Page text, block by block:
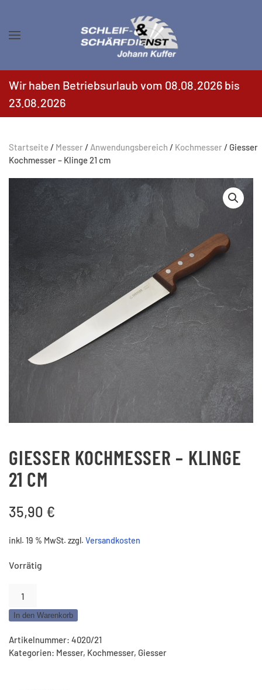
Zum Hauptinhalt springen
Wir haben Betriebsurlaub vom 08.08.2026 bis
23.08.2026
Startseite/ Messer / Anwendungsbereich / Kochmesser / Giesser
Kochmesser – Klinge 21 cm
GIESSER KOCHMESSER – KLINGE
21 CM
35,90 €
inkl. 19 % MwSt. zzgl. Versandkosten
Vorrätig
–
21
In den Warenkorb
Artikelnummer: 4020/21
Kategorien: Messer, Kochmesser, Giesser